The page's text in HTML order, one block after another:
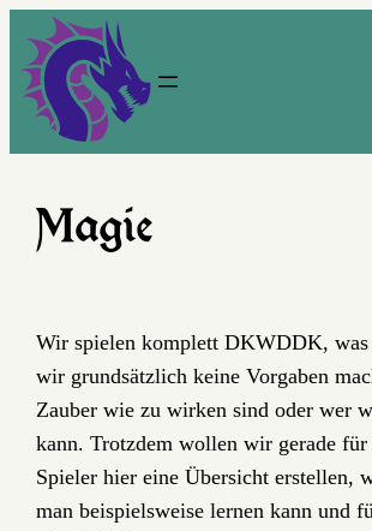
Magie
Wir spielen komplett DKWDDK, was
wir grundsätzlich keine Vorgaben
Zauber wie zu wirken sind oder wer
kann. Trotzdem wollen wir gerade für
Spieler hier eine Übersicht erstellen,
man beispielsweise lernen kann und